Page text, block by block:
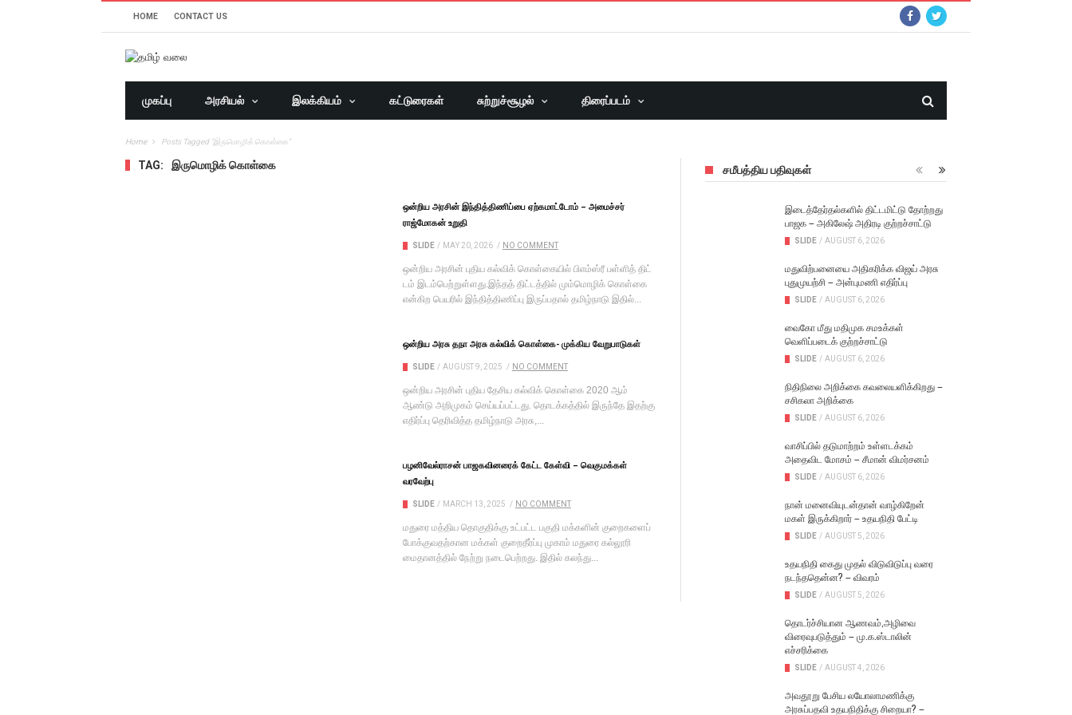
HOME CONTACT US
முகப்பு அரசியல் இலக்கியம் கட்டுரைகள் சுற்றுச்சூழல் திரைப்படம்
Home Posts Tagged "இருமொழிக் கொள்கை"
TAG: இருமொழிக் கொள்கை
ஒன்றிய அரசின் இந்தித்திணிப்பை ஏற்கமாட்டோம் – அமைச்சர்
ராஜ்மோகன் உறுதி
SLIDE / MAY 20, 2026 / NO COMMENT
ஒன்றிய அரசின் புதிய கல்விக் கொள்​கை​யில் பிஎம்​ஸ்ரீ பள்​ளித் திட்​
டம் இடம்​பெற்​றுள்​ளது.இந்தத் திட்​டத்​தில் மும்​மொழிக் கொள்கை
என்கிற பெயரில் இந்தித்திணிப்பு இருப்​ப​தால் தமிழ்நாடு இதில்...
ஒன்றிய அரசு தநா அரசு கல்விக் கொள்கை- முக்கிய வேறுபாடுகள்
SLIDE / AUGUST 9, 2025 / NO COMMENT
ஒன்றிய அரசின் புதிய தேசிய கல்விக் கொள்கை 2020 ஆம்
ஆண்டு அறிமுகம் செய்யப்பட்டது. தொடக்கத்தில் இருந்தே இதற்கு
எதிர்ப்பு தெரிவித்த தமிழ்நாடு அரசு,...
பழனிவேல்ராசன் பாஜகவினரைக் கேட்ட கேள்வி – வெகுமக்கள்
வரவேற்பு
SLIDE / MARCH 13, 2025 / NO COMMENT
மதுரை மத்திய தொகுதிக்கு உட்பட்ட பகுதி மக்களின் குறைகளைப்
போக்குவதற்கான மக்கள் குறைதீர்ப்பு முகாம் மதுரை கல்லூரி
மைதானத்தில் நேற்று நடைபெற்றது. இதில் கலந்து...
சமீபத்திய பதிவுகள்
இடைத்தேர்தல்களில் திட்டமிட்டு தோற்றது
பாஜக – அகிலேஷ் அதிரடி குற்றச்சாட்டு
SLIDE / AUGUST 6, 2026
மதுவிற்பனையை அதிகரிக்க விஜய் அரசு
புதுமுயற்சி – அன்புமணி எதிர்ப்பு
SLIDE / AUGUST 6, 2026
வைகோ மீது மதிமுக சமஉக்கள்
வெளிப்படைக் குற்றச்சாட்டு
SLIDE / AUGUST 6, 2026
நிதிநிலை அறிக்கை கவலையளிக்கிறது –
சசிகலா அறிக்கை
SLIDE / AUGUST 6, 2026
வாசிப்பில் தடுமாற்றம் உள்ளடக்கம்
அதைவிட மோசம் – சீமான் விமர்சனம்
SLIDE / AUGUST 6, 2026
நான் மனைவியுடன்தான் வாழ்கிறேன்
மகள் இருக்கிறார் – உதயநிதி பேட்டி
SLIDE / AUGUST 5, 2026
உதயநிதி கைது முதல் விடுவிடுப்பு வரை
நடந்ததென்ன? – விவரம்
SLIDE / AUGUST 5, 2026
தொடர்ச்சியான ஆணவம்,அழிவை
விரைவுபடுத்தும் – மு.க.ஸ்டாலின்
எச்சரிக்கை
SLIDE / AUGUST 4, 2026
அவதூறு பேசிய லயோலாமணிக்கு
அரசுப்பதவி உதயநிதிக்கு சிறையா? –